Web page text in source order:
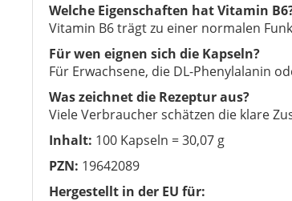
Welche Eigenschaften hat Vitamin
Vitamin B6 trägt zu einer normalen
Für wen eignen sich die Kapseln?
Für Erwachsene, die DL-Phenylalanin
Was zeichnet die Rezeptur aus?
Viele Verbraucher schätzen die klare
Inhalt: 100 Kapseln = 30,07 g
PZN: 19642089
Hergestellt in der EU für: